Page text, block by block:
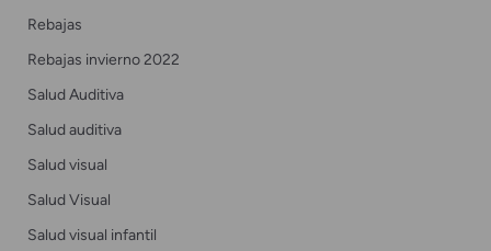
Rebajas
Rebajas invierno 2022
Salud Auditiva
Salud auditiva
Salud visual
Salud Visual
Salud visual infantil